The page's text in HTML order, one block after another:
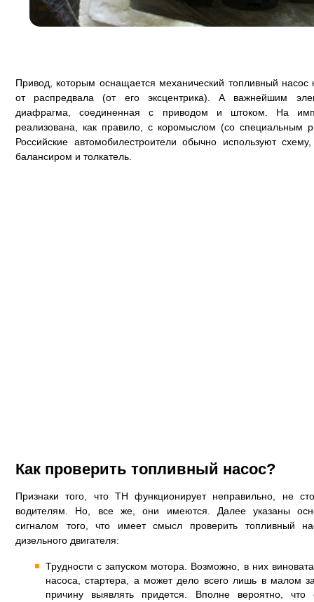
Привод, которым оснащается механический топливный насос
от распредвала (от его эксцентрика). А важнейшим
диафрагма, соединенная с приводом и штоком. На
реализована, как правило, с коромыслом (со
Российские автомобилестроители обычно используют
балансиром и толкатель.
Как проверить топливный насос?
Признаки того, что ТН функционирует неправильно, не
водителям. Но, все же, они имеются. Далее указаны
сигналом того, что имеет смысл проверить топливный
дизельного двигателя:
Трудности с запуском мотора. Возможно, в них
насоса, стартера, а может дело всего лишь в малом
причину выявлять придется. Вполне вероятно,